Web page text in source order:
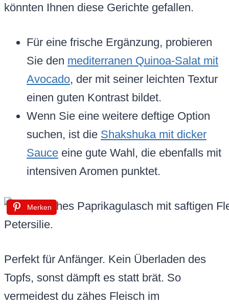
könnten Ihnen diese Gerichte gefallen.
Für eine frische Ergänzung, probieren
Sie den mediterranen Quinoa-Salat mit
Avocado, der mit seiner leichten Textur
einen guten Kontrast bildet.
Wenn Sie eine weitere deftige Option
suchen, ist die Shakshuka mit dicker
Sauce eine gute Wahl, die ebenfalls mit
intensiven Aromen punktet.
Merken
Perfekt für Anfänger. Kein Überladen des
Topfs, sonst dämpft es statt brät. So
vermeidest du zähes Fleisch im